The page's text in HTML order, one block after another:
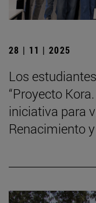
28 | 11 | 2025
Los
“Proyecto
iniciativa para
Renacimiento